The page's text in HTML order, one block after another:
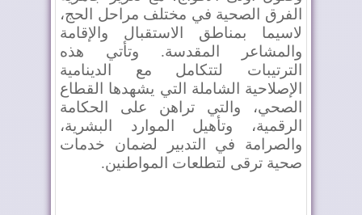
الفرق
الصحية في مختلف مراحل الحج،
لاسيما بمناطق الاستقبال والإقامة
والمشاعر المقدسة. وتأتي هذه
الترتيبات لتتكامل مع الدينامية
الإصلاحية الشاملة التي يشهدها القطاع
الصحي، والتي تراهن على الحكامة
الرقمية، وتأهيل الموارد البشرية،
والصرامة في التدبير لضمان خدمات
صحية ترقى لتطلعات المواطنين.